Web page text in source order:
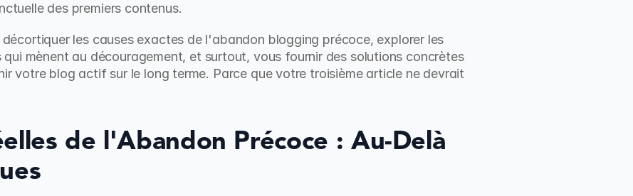
des premiers contenus.
les causes exactes de l'abandon blogging précoce, explorer les
mènent au découragement, et surtout, vous fournir des solutions concrètes
votre blog actif sur le long terme. Parce que votre troisième article ne devrait
de l'Abandon Précoce : Au-Delà